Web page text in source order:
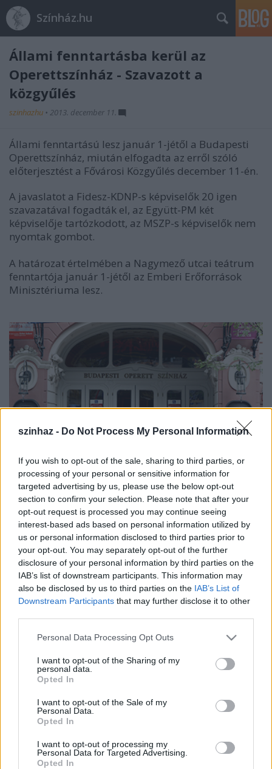
szinhaz - Do Not Process My Personal Information
If you wish to opt-out of the sale, sharing to third parties, or
processing of your personal or sensitive information for
targeted advertising by us, please use the below opt-out
section to confirm your selection. Please note that after your
opt-out request is processed you may continue seeing
interest-based ads based on personal information utilized by
us or personal information disclosed to third parties prior to
your opt-out. You may separately opt-out of the further
disclosure of your personal information by third parties on the
IAB’s list of downstream participants. This information may
also be disclosed by us to third parties on the IAB’s List of
Downstream Participants that may further disclose it to other
Please note that this website/app uses one or more Google
not limited to your visit or usage behaviour. You may click to
grant or deny consent to Google and its third-party tags to
use your data for below specified purposes in below Google
consent section.
Personal Data Processing Opt Outs
I want to opt-out of the Sharing of my
personal data.
Opted In
I want to opt-out of the Sale of my
Personal Data.
Opted In
I want to opt-out of processing my
Personal Data for Targeted Advertising.
Opted In
Színház.hu
Állami fenntartásba kerül az
Operettszínház - Szavazott a
közgyűlés
szinhazhu • 2013. december 11.
Állami fenntartású lesz január 1-jétől a Budapesti
Operettszínház, miután elfogadta az erről szóló
előterjesztést a Fővárosi Közgyűlés december 11-én.
A javaslatot a Fidesz-KDNP-s képviselők 20 igen
szavazatával fogadták el, az Együtt-PM két
képviselője tartózkodott, az MSZP-s képviselők nem
nyomtak gombot.
A határozat értelmében a Nagymező utcai teátrum
fenntartója január 1-jétől az Emberi Erőforrások
Minisztériuma lesz.
A Budapesti Operettszínházhoz tartozó ingatlanok, így maga
színházépület is - amelynek értéke 7,7 milliárd forint a nemrég készült
vagyonértékelés szerint - ugyanakkor a főváros tulajdonában maradnak.
A kormány még októberben döntött arról, hogy az
operettszínház januártól állami fenntartásba kerül.
A közgyűlés most megszavazta, hogy ezzel
összhangban a Fővárosi Önkormányzat és a
Budapesti Operettszínház közötti fenntartói
szerződés 2013. december 31-én megszűnik.
fizetnie az ingatlanok használatáért, a közgyűlési
határozat évi 220 millió forinttal számol. A bérleti